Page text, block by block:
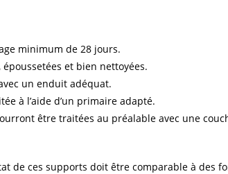
minimum de 28 jours.
et bien nettoyées.
un enduit adéquat.
à l’aide d’un primaire adapté.
être traitées au préalable avec une
de ces supports doit être comparable à des